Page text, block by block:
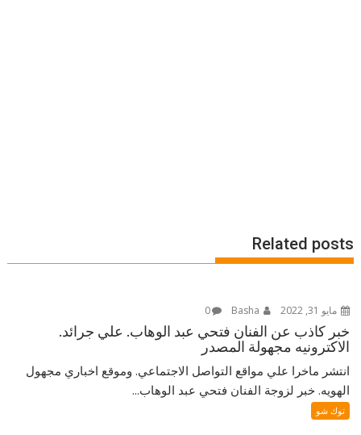
Related posts
مايو 31, 2022 0
خبر كاذب عن الفنان فتحي عبد الوهاب. علي جرائد.
الاكترونيه مجهولة المصدر
انتشر ماخرا علي مواقع التواصل الاجتماعي. وموقع اخباري مجهول
الهويه. خبر لزوجة الفنان فتحي عبد الوهاب...
توك شو